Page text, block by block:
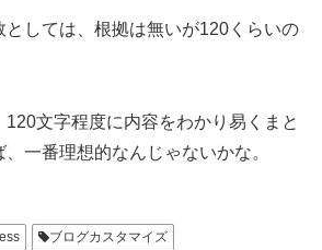
しては、根拠は無いが120くらいの
文字程度に内容をわかり易くまと
一番理想的なんじゃないかな。
ブログカスタマイズ